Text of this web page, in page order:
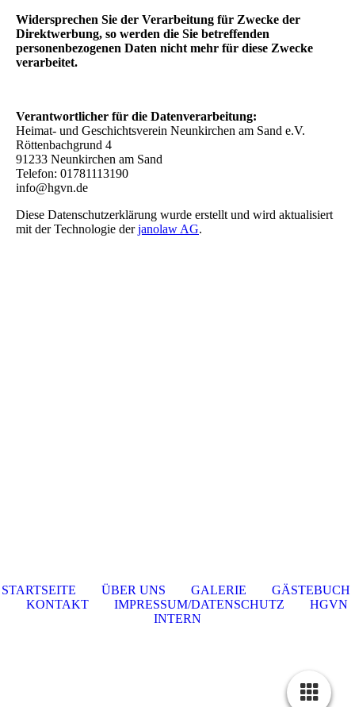
Widersprechen Sie der Verarbeitung für Zwecke der
Direktwerbung, so werden die Sie betreffenden
personenbezogenen Daten nicht mehr für diese Zwecke
verarbeitet.
Verantwortlicher für die Datenverarbeitung:
Heimat- und Geschichtsverein Neunkirchen am Sand e.V.
Röttenbachgrund 4
91233 Neunkirchen am Sand
Telefon: 01781113190
info@hgvn.de
Diese Datenschutzerklärung wurde erstellt und wird aktualisiert
mit der Technologie derjanolaw AG.
STARTSEITE ÜBER UNS GALERIE
GÄSTEBUCH
KONTAKT
IMPRESSUM/DATENSCHUTZ
HGVN
INTERN